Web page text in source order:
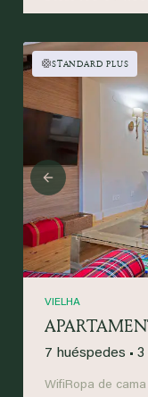
STANDARD PLUS
Previous
VIELHA
7 huéspedes • 3
WifiRopa de